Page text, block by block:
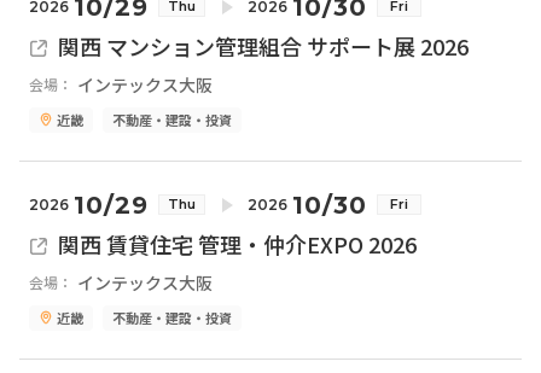
2026 10/29 Thu 2026 10/30 Fri
関西 マンション管理組合 サポート展 2026
会場： インテックス大阪
近畿 不動産・建設・投資
2026 10/29 Thu 2026 10/30 Fri
関西 賃貸住宅 管理・仲介EXPO 2026
会場： インテックス大阪
近畿 不動産・建設・投資